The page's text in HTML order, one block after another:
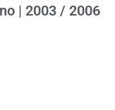
| 2003 / 2006